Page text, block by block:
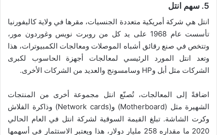
5. سهم انتل
انتل هي شركة أمريكية متعددة الجنسيات، مقرها في ولاية كاليفورنيا
تأسست عام 1968 على يد كل من روبرت نويس وغوردون مور،
وتتخص في صنع رقائق أشباه الموصلات ومعالجات الكمبيوترات، هذا
وتعد انتل المورد الرئيسي لمعالجات أجهزة الحاسوب لكبرى
الشركات مثل أبل وHP وسامسونج والعديد من الشركات الأخرى.
اضافةً إلى المعالجات، تُصنّع انتل مجموعة أخرى من المنتجات
الشهيرة مثل (Motherboard) و(Network cards) وذاكرة الفلاش
وكرت الشاشة. تبلغ القيمة السوقية لشركة انتل في العام الحالي
2020 ما مقداره 258 مليار دولار، هذا ويعتبر الاستثمار في أسهمها